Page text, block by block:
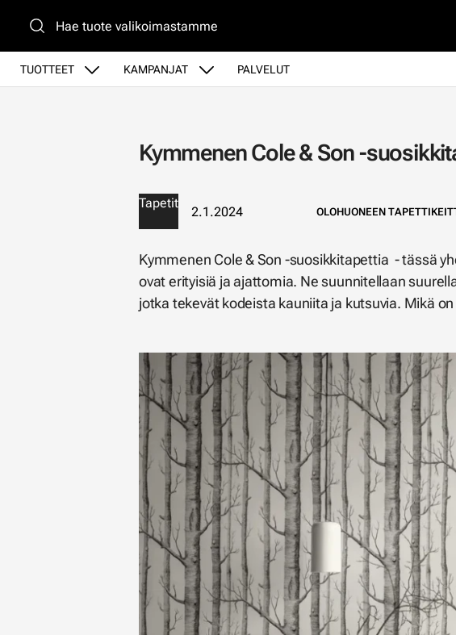
TUOTTEET KAMPANJAT PALVELUT
Kymmenen Cole & Son -
Tapetit
2.1.2024 OLOHUONEEN TAPETTI
Kymmenen Cole & Son -suosikkitapettia - tässä
ovat erityisiä ja ajattomia. Ne suunnitellaan
jotka tekevät kodeista kauniita ja kutsuvia. Mikä